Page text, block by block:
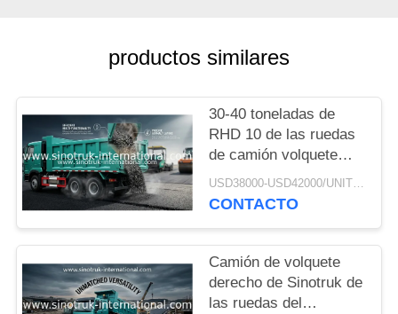
POLÍTICA
DE
PRIVACIDAD
productos similares
30-40 toneladas de
RHD 10 de las ruedas
de camión volquete
SINOTRUK HOWO A7
del volquete para la
USD38000-USD42000/UNIT)negotiation MOQ:1 UNIDAD
CONTACTO
Camión de volquete
derecho de Sinotruk de
las ruedas del